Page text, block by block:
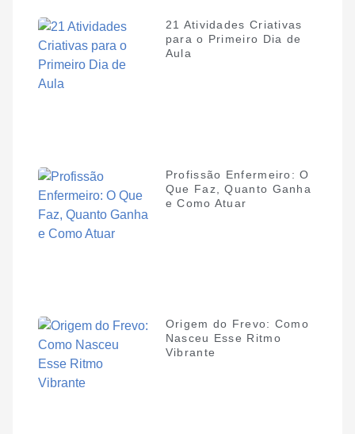
21 Atividades Criativas
para o Primeiro Dia de
Aula
Profissão Enfermeiro: O
Que Faz, Quanto Ganha
e Como Atuar
Origem do Frevo: Como
Nasceu Esse Ritmo
Vibrante